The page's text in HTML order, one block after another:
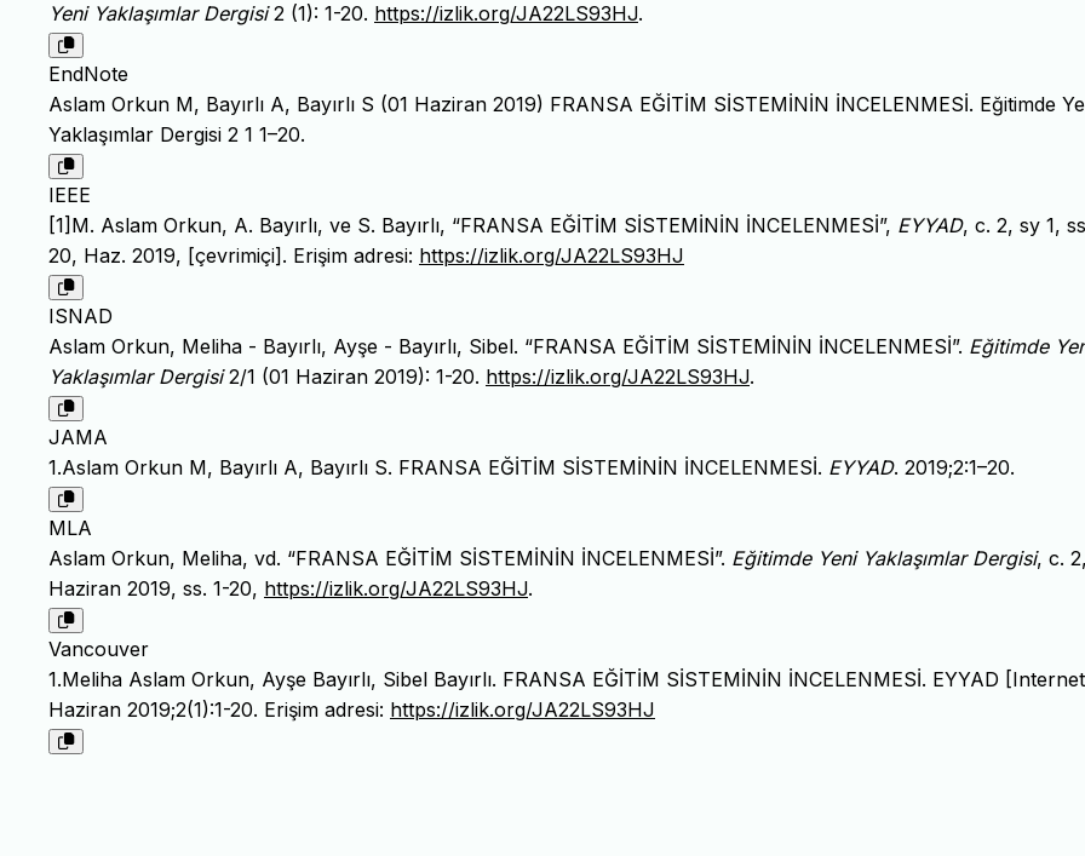
Yeni Yaklaşımlar Dergisi2 (1): 1-20. https://izlik.org/JA22LS93HJ.
EndNote
Aslam Orkun M, Bayırlı A, Bayırlı S (01 Haziran 2019) FRANSA EĞİTİM SİSTEMİNİN İNCELENMESİ. Eğitimde
Yaklaşımlar Dergisi 2 1 1–20.
IEEE
[1]M. Aslam Orkun, A. Bayırlı, ve S. Bayırlı, “FRANSA EĞİTİM SİSTEMİNİN İNCELENMESİ”, EYYAD, c. 2, sy 1,
20, Haz. 2019, [çevrimiçi]. Erişim adresi: https://izlik.org/JA22LS93HJ
ISNAD
Aslam Orkun, Meliha - Bayırlı, Ayşe - Bayırlı, Sibel. “FRANSA EĞİTİM SİSTEMİNİN İNCELENMESİ”. Eğitimde
Yaklaşımlar Dergisi2/1 (01 Haziran 2019): 1-20. https://izlik.org/JA22LS93HJ.
JAMA
1.Aslam Orkun M, Bayırlı A, Bayırlı S. FRANSA EĞİTİM SİSTEMİNİN İNCELENMESİ. EYYAD. 2019;2:1–20.
MLA
Aslam Orkun, Meliha, vd. “FRANSA EĞİTİM SİSTEMİNİN İNCELENMESİ”. Eğitimde Yeni Yaklaşımlar Dergisi, c.
Haziran 2019, ss. 1-20, https://izlik.org/JA22LS93HJ.
Vancouver
1.Meliha Aslam Orkun, Ayşe Bayırlı, Sibel Bayırlı. FRANSA EĞİTİM SİSTEMİNİN İNCELENMESİ. EYYAD
Haziran 2019;2(1):1-20. Erişim adresi: https://izlik.org/JA22LS93HJ